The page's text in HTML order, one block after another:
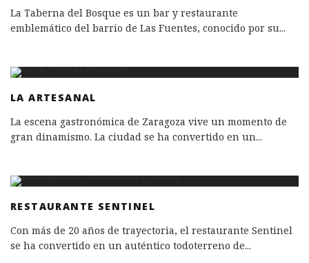
La Taberna del Bosque es un bar y restaurante
emblemático del barrio de Las Fuentes, conocido por su...
LA ARTESANAL
La escena gastronómica de Zaragoza vive un momento de
gran dinamismo. La ciudad se ha convertido en un...
RESTAURANTE SENTINEL
Con más de 20 años de trayectoria, el restaurante Sentinel
se ha convertido en un auténtico todoterreno de...